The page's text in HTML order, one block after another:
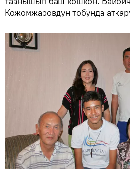
Кожомжаровдун тобунда